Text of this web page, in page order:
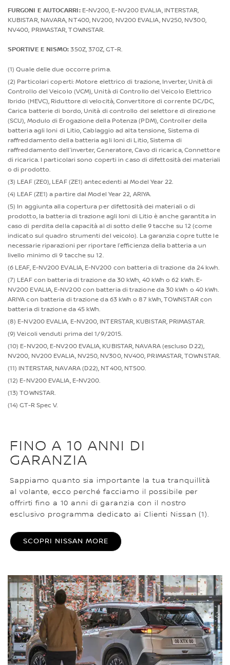
FURGONI E AUTOCARRI:E-NV200, E-NV200 EVALIA, INTERSTAR,
KUBISTAR, NAVARA, NT400, NV200, NV200 EVALIA, NV250, NV300,
NV400, PRIMASTAR, TOWNSTAR.
SPORTIVE E NISMO: 350Z, 370Z, GT-R.
(1) Quale delle due occorre prima.
(2) Particolari coperti: Motore elettrico di trazione, Inverter, Unità di
Controllo del Veicolo (VCM), Unità di Controllo del Veicolo Elettrico
Ibrido (HEVC), Riduttore di velocità, Convertitore di corrente DC/DC,
Carica batterie di bordo, Unità di controllo del selettore di direzione
(SCU), Modulo di Erogazione della Potenza (PDM), Controller della
batteria agli Ioni di Litio, Cablaggio ad alta tensione, Sistema di
raffreddamento della batteria agli Ioni di Litio, Sistema di
raffreddamento dell’inverter, Generatore, Cavo di ricarica, Connettore
di ricarica. I particolari sono coperti in caso di difettosità dei materiali
o di prodotto.
(3) LEAF (ZE0), LEAF (ZE1) antecedenti al Model Year 22.
(4) LEAF (ZE1) a partire dal Model Year 22, ARIYA.
(5) In aggiunta alla copertura per difettosità dei materiali o di
prodotto, la batteria di trazione agli Ioni di Litio è anche garantita in
caso di perdita della capacità al di sotto delle 9 tacche su 12 (come
indicato sul quadro strumenti del veicolo). La garanzia copre tutte le
necessarie riparazioni per riportare l’efficienza della batteria a un
livello minimo di 9 tacche su 12.
(6 LEAF, E-NV200 EVALIA, E-NV200 con batteria di trazione da 24 kwh.
(7) LEAF con batteria di trazione da 30 kWh, 40 kWh o 62 kWh. E-
NV200 EVALIA, E-NV200 con batteria di trazione da 30 kWh o 40 kWh.
ARIYA con batteria di trazione da 63 kWh o 87 kWh, TOWNSTAR con
batteria di trazione da 45 kWh.
(8) E-NV200 EVALIA, E-NV200, INTERSTAR, KUBISTAR, PRIMASTAR.
(9) Veicoli venduti prima del 1/9/2015.
(10) E-NV200, E-NV200 EVALIA, KUBISTAR, NAVARA (escluso D22),
NV200, NV200 EVALIA, NV250, NV300, NV400, PRIMASTAR, TOWNSTAR.
(11) INTERSTAR, NAVARA (D22), NT400, NT500.
(12) E-NV200 EVALIA, E-NV200.
(13) TOWNSTAR.
(14) GT-R Spec V.
FINO A 10 ANNI DI
GARANZIA
Sappiamo quanto sia importante la tua tranquillità
al volante, ecco perché facciamo il possibile per
offrirti fino a 10 anni di garanzia con il nostro
esclusivo programma dedicato ai Clienti Nissan (1).
SCOPRI NISSAN MORE